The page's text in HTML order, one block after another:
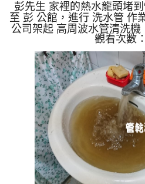
清洗
彭先生 家裡的熱水龍頭堵
至 彭 公館，進行 洗水管 作
公司架起 高周波水管清洗
面，等了約15分，開啟 水管
式，一開始熱水就洗出黃
深，如下圖片影片，兩個小
酸鈣，像是白色脆片，水管
如是自來水，如水管老化，
洗出來的水就會是咖啡色，
上會結成黑色管垢，洗出來
些洗出綠
觀看次數